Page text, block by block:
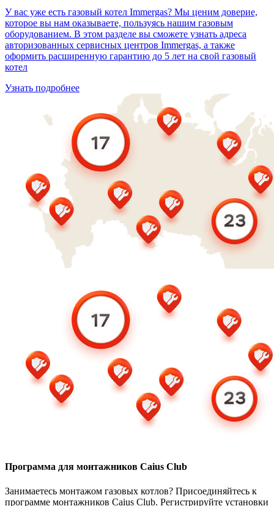
У вас уже есть газовый котел Immergas? Мы ценим доверие,
которое вы нам оказываете, пользуясь нашим газовым
оборудованием. В этом разделе вы сможете узнать адреса
авторизованных сервисных центров Immergas, а также
оформить расширенную гарантию до 5 лет на свой газовый
котел
Узнать подробнее
Программа для монтажников Caius Club
Занимаетесь монтажом газовых котлов? Присоединяйтесь к
программе монтажников Caius Club. Регистрируйте установки